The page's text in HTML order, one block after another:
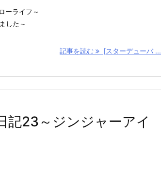
ーライフ～
した～
記事を読む
[スターデューバ ...
記23～ジンジャーアイ